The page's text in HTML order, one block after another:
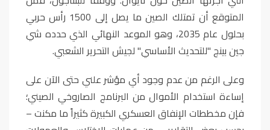
المتوقع أن تمتلك الصين ما يصل إلى 1500 رأس حربي
بحلول عام 2035، وهو الموعد النهائي الذي حدده شي
جين بينج "للتحديث الأساسي" لجيش التحرير الشعبي.
وعلى الرغم من عدم وجود أي مؤشر علني حتى الآن على
إساءة استخدام الأموال من البرنامج الصاروخي الصيني؛
فإن مخططات الإنفاق العسكري الكبيرة كثيراً ما مكنت –